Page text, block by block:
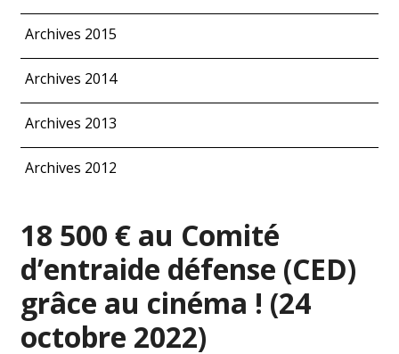
Archives 2015
Archives 2014
Archives 2013
Archives 2012
18 500 € au Comité
d’entraide défense (CED)
grâce au cinéma ! (24
octobre 2022)